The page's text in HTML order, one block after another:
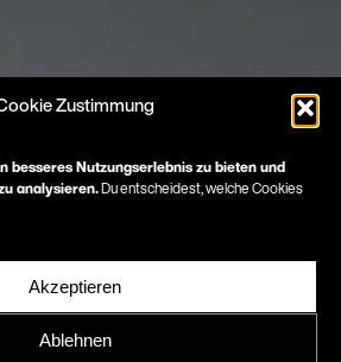
Zustimmung
besseres Nutzungserlebnis zu bieten und
analysieren. Du entscheidest, welche Cookies
Akzeptieren
Ablehnen